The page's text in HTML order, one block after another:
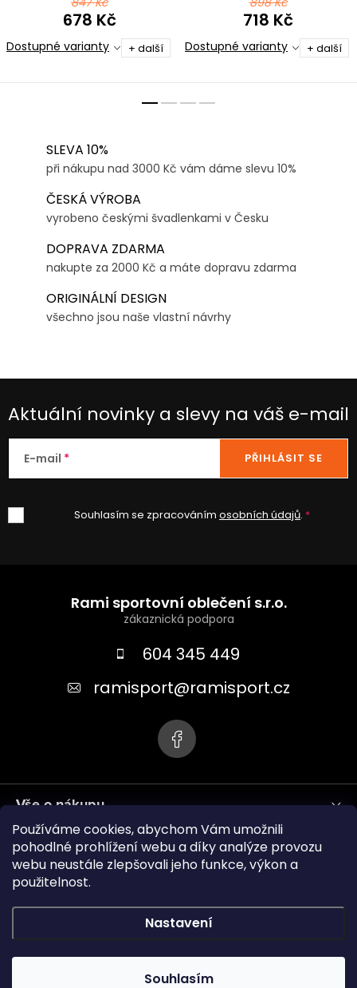
Používáme cookies, abychom Vám umožnili
pohodlné prohlížení webu a díky analýze provozu
webu neustále zlepšovali jeho funkce, výkon a
použitelnost.
Nastavení
Souhlasím
678 Kč
Dostupné varianty + další
718 Kč
Dostupné varianty + další
SLEVA 10%
při nákupu nad 3000 Kč vám dáme slevu 10%
ČESKÁ VÝROBA
vyrobeno českými švadlenkami v Česku
DOPRAVA ZDARMA
nakupte za 2000 Kč a máte dopravu zdarma
ORIGINÁLNÍ DESIGN
všechno jsou naše vlastní návrhy
Aktuální novinky a slevy na váš e-mail
E-mail
Souhlasím se zpracováním osobních údajů.
PŘIHLÁSIT SE
Rami sportovní oblečení s.r.o.
604 345 449
ramisport@ramisport.cz
Vše o nákupu
Informace pro vás
Copyright 2026RAMISPORT. Všechna práva vyhrazena.